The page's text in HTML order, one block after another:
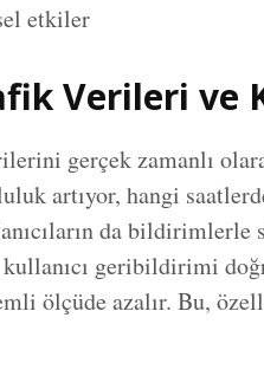
etkiler
Verileri ve
gerçek zamanlı
artıyor, hangi
da bildirimlerle
geribildirimi
ölçüde azalır. Bu,